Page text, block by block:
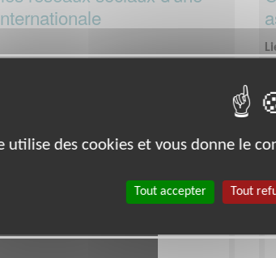
Franche-Comté
Défense Des Droits
utilise des cookies et vous donne le
Tout accepter Tout